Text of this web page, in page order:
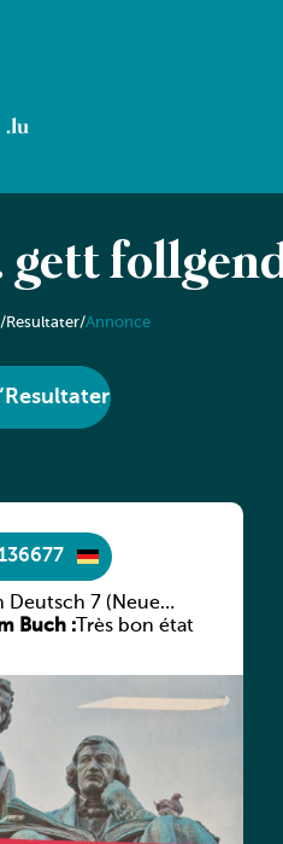
gëtt
/Resultater/Annonce
Deutsch 7 (Neue
Buch : Très bon état